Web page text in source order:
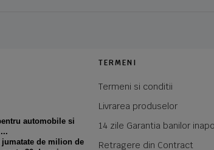
automobile si
jumatate de milion de
TERMENI
Termeni si conditii
Livrarea produselor
14 zile Garantia banilor
Retragere din Contract